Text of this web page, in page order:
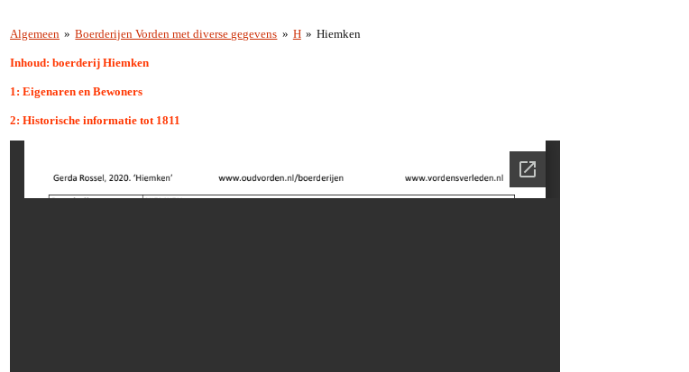
Algemeen » Boerderijen Vorden met diverse gegevens » H » Hiemken
Inhoud: boerderij Hiemken
1: Eigenaren en Bewoners
2: Historische informatie tot 1811